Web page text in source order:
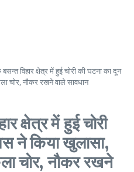
विहार क्षेत्र में हुई चोरी की घटना का दून
चोर, नौकर रखने वाले सावधान
क्षेत्र में हुई चोरी
ने किया खुलासा,
चोर, नौकर रखने